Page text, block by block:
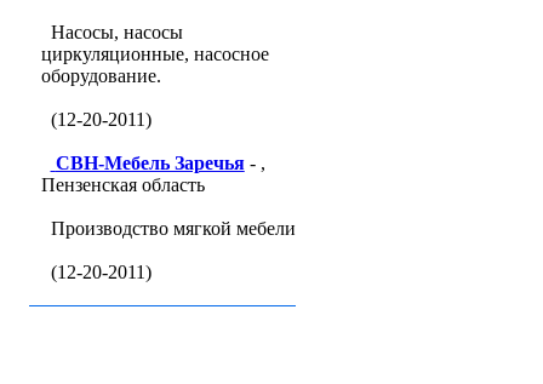
Насосы, насосы
циркуляционные, насосное
оборудование.
(12-20-2011)
СВН-Мебель Заречья- ,
Пензенская область
Производство мягкой мебели
(12-20-2011)